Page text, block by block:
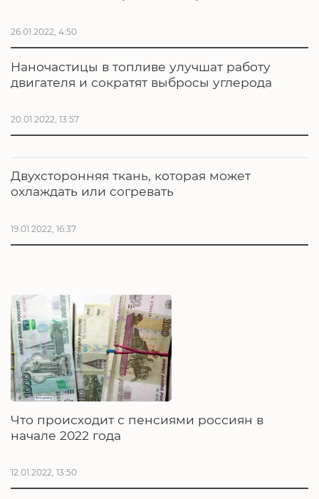
26.01.2022, 4:50
Наночастицы в топливе улучшат работу
двигателя и сократят выбросы углерода
20.01.2022, 13:57
Двухсторонняя ткань, которая может
охлаждать или согревать
19.01.2022, 16:37
Что происходит с пенсиями россиян в
начале 2022 года
12.01.2022, 13:50